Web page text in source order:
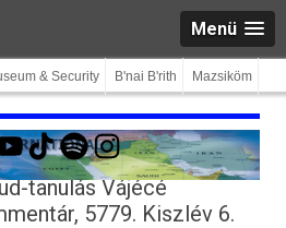
Menü
& Security B'nai B'rith Mazsiköm
TikTokSpotifyInstagram
tanulás Vájécé
5779. Kiszlév 6.